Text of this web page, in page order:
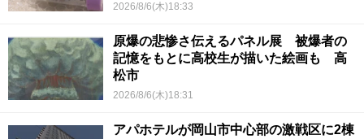
2026/8/6(木)18:33
原爆の悲惨さ伝えるパネル展 被爆者の
記憶をもとに高校生が描いた絵画も 高
松市
2026/8/6(木)18:31
アパホテルが岡山市中心部の激戦区に2棟